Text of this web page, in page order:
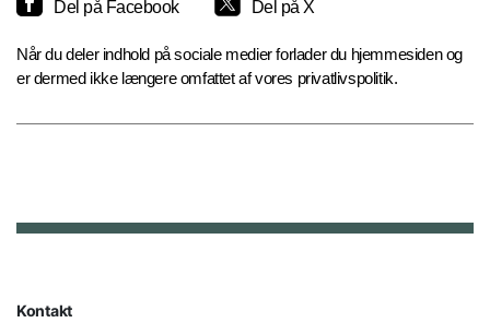
Del på Facebook Del på X
Når du deler indhold på sociale medier forlader du hjemmesiden og
er dermed ikke længere omfattet af vores privatlivspolitik.
Kontakt